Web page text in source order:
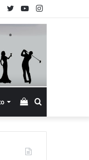
Instagram
YouTube
Twitter
Смотреть
корзину